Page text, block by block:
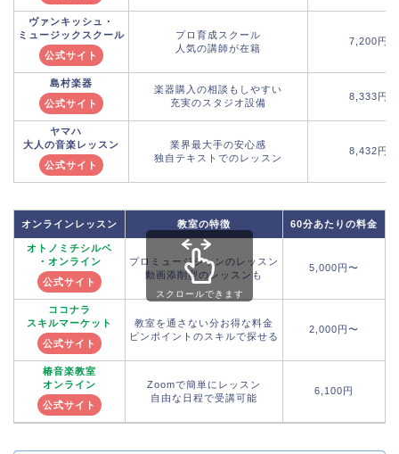
ヴァンキッシュ・
ミュージックスクール
公式サイト
プロ育成スクール
人気の講師が在籍
7,200円
島村楽器
公式サイト
楽器購入の相談もしやすい
充実のスタジオ設備
8,333円
ヤマハ
大人の音楽レッスン
公式サイト
業界最大手の安心感
独自テキストでのレッスン
8,432円
オンラインレッスン 教室の特徴 60分あたりの料金
オトノミチシルベ
・オンライン
公式サイト
プロミュージシャンのレッスン
動画添削型のレッスンも
5,000円〜
ココナラ
スキルマーケット
公式サイト
教室を通さない分お得な料金
ピンポイントのスキルで探せる
2,000円〜
椿音楽教室
オンライン
公式サイト
Zoomで簡単にレッスン
自由な日程で受講可能
6,100円
スクロールできます